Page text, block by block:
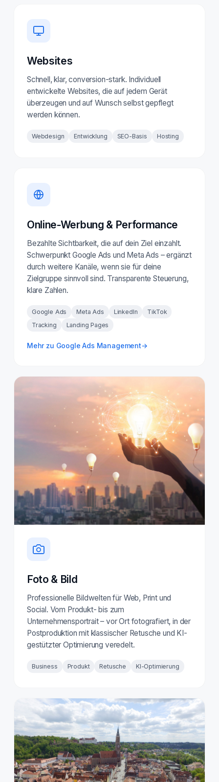
Websites
Schnell, klar, conversion-stark. Individuell
entwickelte Websites, die auf jedem Gerät
überzeugen und auf Wunsch selbst gepflegt
werden können.
Webdesign Entwicklung SEO-Basis Hosting
Online-Werbung & Performance
Bezahlte Sichtbarkeit, die auf dein Ziel einzahlt.
Schwerpunkt Google Ads und Meta Ads – ergänzt
durch weitere Kanäle, wenn sie für deine
Zielgruppe sinnvoll sind. Transparente Steuerung,
klare Zahlen.
Google Ads Meta Ads LinkedIn
TikTok
Tracking
Landing Pages
Mehr zu Google Ads Management→
Foto & Bild
Professionelle Bildwelten für Web, Print und
Social. Vom Produkt- bis zum
Unternehmensportrait – vor Ort fotografiert, in der
Postproduktion mit klassischer Retusche und KI-
gestützter Optimierung veredelt.
Business Produkt Retusche KI-Optimierung